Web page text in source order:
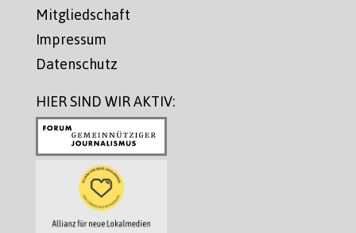
Mitgliedschaft
Impressum
Datenschutz
HIER SIND WIR AKTIV: